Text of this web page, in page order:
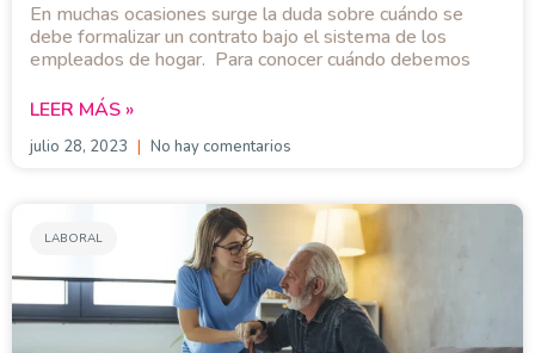
En muchas ocasiones surge la duda sobre cuándo se
debe formalizar un contrato bajo el sistema de los
empleados de hogar. Para conocer cuándo debemos
LEER MÁS »
julio 28, 2023 No hay comentarios
LABORAL